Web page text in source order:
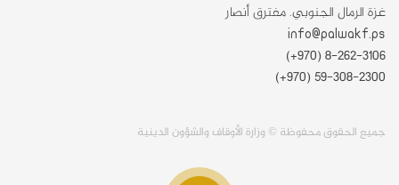
غزة الرمال الجنوبي. مفترق أنصار
info@palwakf.ps
(+970) 8-262-3106
(+970) 59-308-2300
جميع الحقوق محفوظة © وزارة الأوقاف والشؤون الدينية